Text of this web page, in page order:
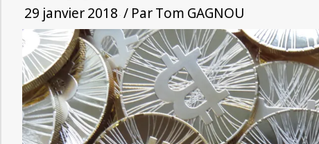
29 janvier 2018 / ParTom GAGNOU